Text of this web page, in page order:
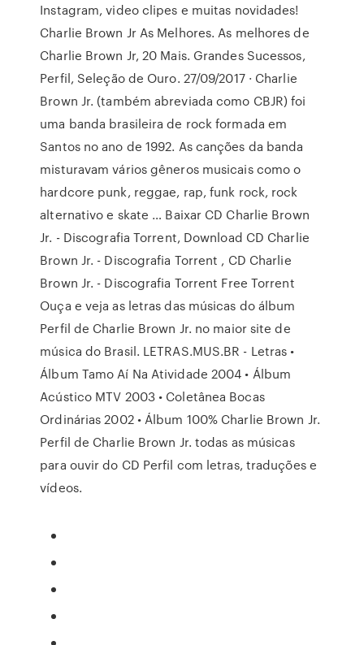
Instagram, video clipes e muitas novidades!
Charlie Brown Jr As Melhores. As melhores de
Charlie Brown Jr, 20 Mais. Grandes Sucessos,
Perfil, Seleção de Ouro. 27/09/2017 · Charlie
Brown Jr. (também abreviada como CBJR) foi
uma banda brasileira de rock formada em
Santos no ano de 1992. As canções da banda
misturavam vários gêneros musicais como o
hardcore punk, reggae, rap, funk rock, rock
alternativo e skate … Baixar CD Charlie Brown
Jr. - Discografia Torrent, Download CD Charlie
Brown Jr. - Discografia Torrent , CD Charlie
Brown Jr. - Discografia Torrent Free Torrent
Ouça e veja as letras das músicas do álbum
Perfil de Charlie Brown Jr. no maior site de
música do Brasil. LETRAS.MUS.BR - Letras •
Álbum Tamo Aí­ Na Atividade 2004 • Álbum
Acústico MTV 2003 • Coletânea Bocas
Ordinárias 2002 • Álbum 100% Charlie Brown Jr.
Perfil de Charlie Brown Jr. todas as músicas
para ouvir do CD Perfil com letras, traduções e
vídeos.